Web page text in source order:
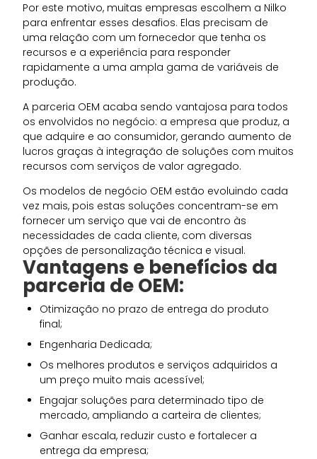
Por este motivo, muitas empresas escolhem a Nilko
para enfrentar esses desafios. Elas precisam de
uma relação com um fornecedor que tenha os
recursos e a experiência para responder
rapidamente a uma ampla gama de variáveis de
produção.
A parceria OEM acaba sendo vantajosa para todos
os envolvidos no negócio: a empresa que produz, a
que adquire e ao consumidor, gerando aumento de
lucros graças à integração de soluções com muitos
recursos com serviços de valor agregado.
Os modelos de negócio OEM estão evoluindo cada
vez mais, pois estas soluções concentram-se em
fornecer um serviço que vai de encontro às
necessidades de cada cliente, com diversas
opções de personalização técnica e visual.
Vantagens e benefícios da
parceria de OEM:
Otimização no prazo de entrega do produto
final;
Engenharia Dedicada;
Os melhores produtos e serviços adquiridos a
um preço muito mais acessível;
Engajar soluções para determinado tipo de
mercado, ampliando a carteira de clientes;
Ganhar escala, reduzir custo e fortalecer a
entrega da empresa;